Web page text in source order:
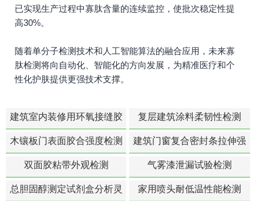
已实现生产过程中寡肽含量的连续监控，使批次稳定性提
高30%。
随着单分子检测技术和人工智能算法的融合应用，未来寡
肽检测将向自动化、智能化的方向发展，为精准医疗和个
性化护肤提供更强技术支撑。
建筑室内装修用环氧接缝胶
苯含量检测
复层建筑涂料柔韧性检测
木镶板门表面胶合强度检测
建筑门窗复合密封条拉伸强
度-硬质塑料材料检测
双面胶粘带外观检测 气雾漆泄漏试验检测
总胆固醇测定试剂盒分析灵
家用喷头耐低温性能检测